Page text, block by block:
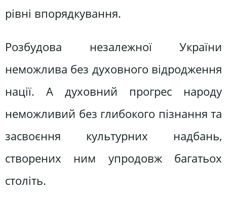
рівні впорядкування.
Розбудова незалежної України
неможлива без духовного відродження
нації. А духовний прогрес народу
неможливий без глибокого пізнання та
засвоєння культурних надбань,
створених ним упродовж багатьох
століть.